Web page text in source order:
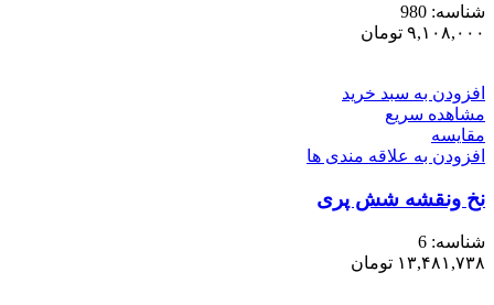
شناسه: 980
۹,۱۰۸,۰۰۰ تومان
افزودن به سبد خرید
مشاهده سریع
مقایسه
افزودن به علاقه مندی ها
نخ ونقشه شش پری
شناسه: 6
۱۳,۴۸۱,۷۳۸ تومان